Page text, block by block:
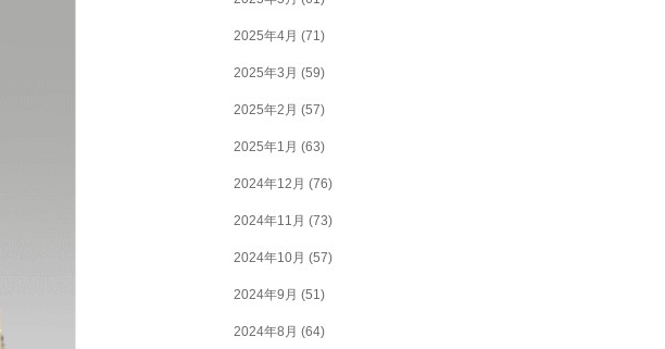
2025年4月 (71)
2025年3月 (59)
2025年2月 (57)
2025年1月 (63)
2024年12月 (76)
2024年11月 (73)
2024年10月 (57)
2024年9月 (51)
2024年8月 (64)